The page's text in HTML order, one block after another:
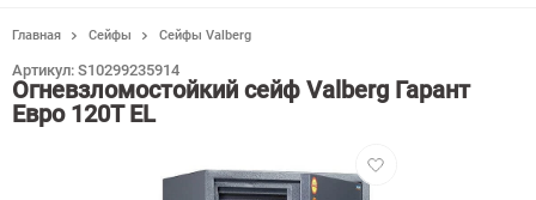
Главная Сейфы Сейфы Valberg
Огневзломостойкий сейф Valberg Гарант
Евро 120Т EL
Артикул: S10299235914
Добавить
в